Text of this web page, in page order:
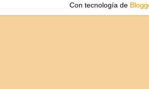
Con tecnología de